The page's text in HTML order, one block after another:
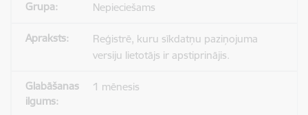
Nepieciešams
Reģistrē, kuru sīkdatņu paziņojuma
versiju lietotājs ir apstiprinājis.
1 mēnesis